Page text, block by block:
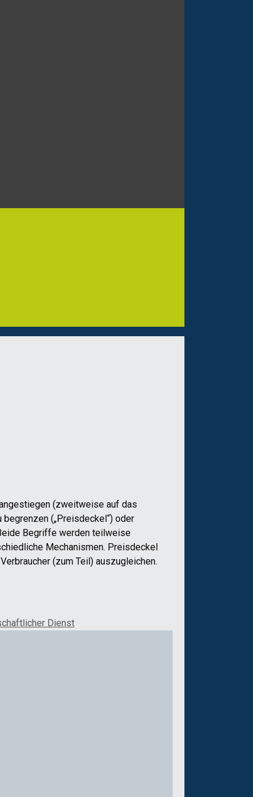
gestiegen (zweitweise auf das
begrenzen („Preisdeckel“) oder
Begriffe werden teilweise
Mechanismen. Preisdeckel
Verbraucher (zum Teil) auszugleichen.
Dienst